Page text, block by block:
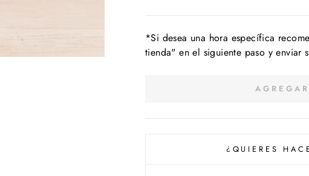
*Si desea una hora específica
tienda" en el siguiente paso y enviar
¿QUIERES